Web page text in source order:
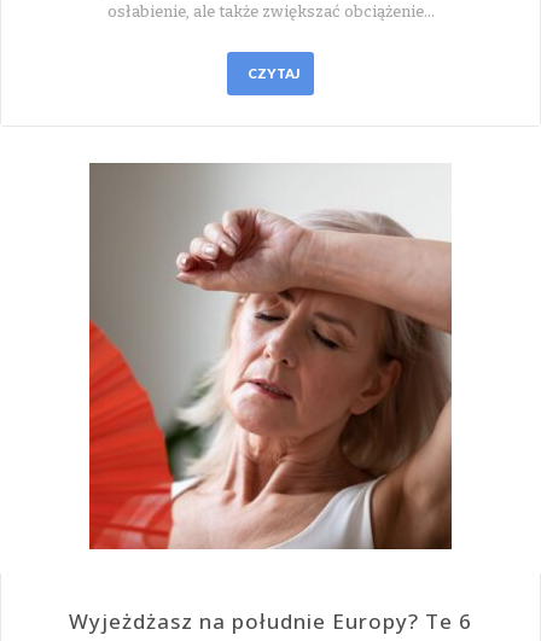
osłabienie, ale także zwiększać obciążenie…
CZYTAJ
Wyjeżdżasz na południe Europy? Te 6